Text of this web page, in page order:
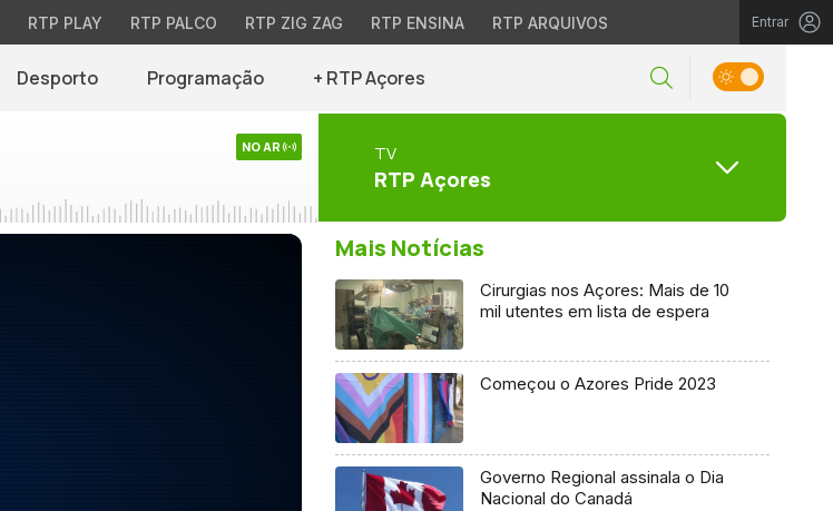
RTP PLAY RTP PALCO RTP ZIG ZAG RTP ENSINA RTP ARQUIVOS Entrar
Desporto Programação + RTP Açores
NO AR TV
RTP Açores
Mais Notícias
Cirurgias nos Açores: Mais de 10
mil utentes em lista de espera
Começou o Azores Pride 2023
Governo Regional assinala o Dia
Nacional do Canadá